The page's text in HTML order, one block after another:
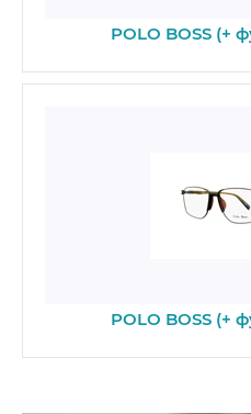
POLO BOSS (+
POLO BOSS (+